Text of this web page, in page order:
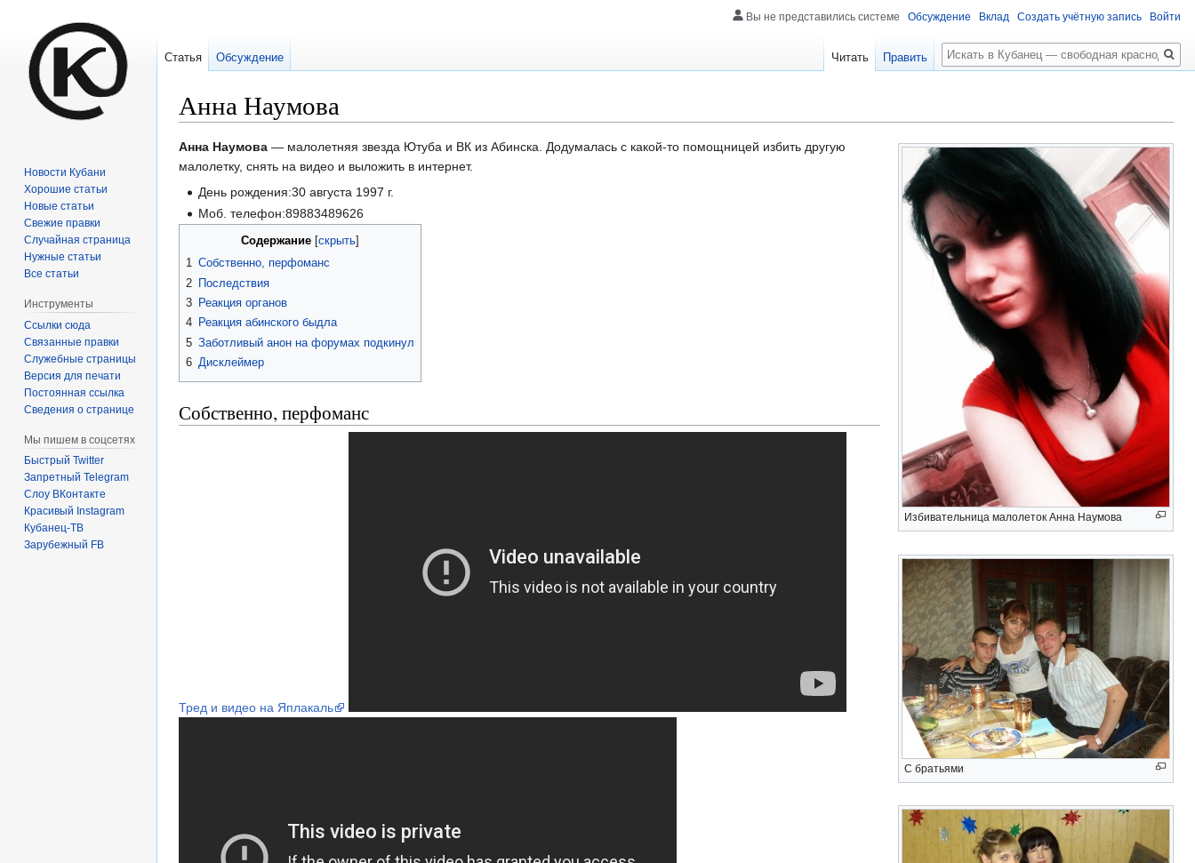
Анна Наумова
Перейти
к
навигации
Перейти
к
поиску
Избивательница малолеток Анна Наумова
С братьями
Анна Наумова — малолетняя звезда Ютуба и ВК из Абинска. Додумалась с какой-то помощницей избить другую
малолетку, снять на видео и выложить в интернет.
День рождения:30 августа 1997 г.
Моб. телефон:89883489626
Содержание
1 Собственно, перфоманс
2 Последствия
3 Реакция органов
4 Реакция абинского быдла
5 Заботливый анон на форумах подкинул
6 Дисклеймер
Собственно, перфоманс
Тред и видео на Яплакаль
Вы не представились системе Обсуждение Вклад Создать учётную запись Войти
Статья Обсуждение Читать Править
Поиск
Новости Кубани
Хорошие статьи
Новые статьи
Свежие правки
Случайная страница
Нужные статьи
Все статьи
Инструменты
Ссылки сюда
Связанные правки
Служебные страницы
Версия для печати
Постоянная ссылка
Сведения о странице
Мы пишем в соцсетях
Быстрый Twitter
Запретный Telegram
Слоу ВКонтакте
Красивый Instagram
Кубанец-ТВ
Зарубежный FB